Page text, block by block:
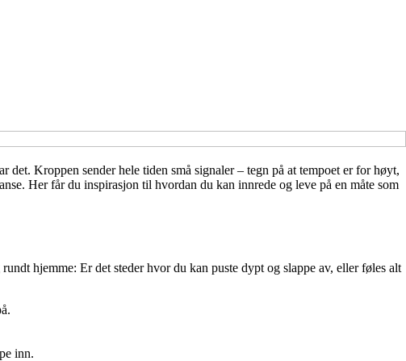
Kroppen sender hele tiden små signaler – tegn på at tempoet er for høyt,
Her får du inspirasjon til hvordan du kan innrede og leve på en måte som
hjemme: Er det steder hvor du kan puste dypt og slappe av, eller føles alt
inn.